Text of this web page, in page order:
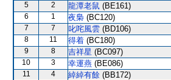
5 2 龍潭老鼠 (BE161)
6 1 夜梟 (BC120)
7 7 叱咤風雲 (BD106)
8 11 得着 (BC180)
9 8 吉祥星 (BC097)
10 3 幸運燕 (BE086)
11 4 綽綽有餘 (BB172)